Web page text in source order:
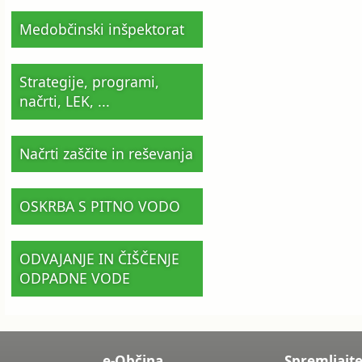
Medobčinski inšpektorat
Strategije, programi,
načrti, LEK, ...
Načrti zaščite in reševanja
OSKRBA S PITNO VODO
ODVAJANJE IN ČIŠČENJE
ODPADNE VODE